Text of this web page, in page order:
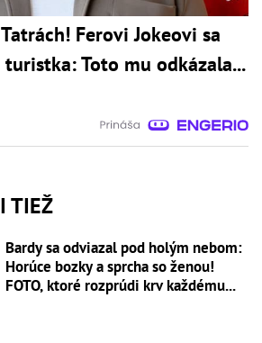
Ferovi Jokeovi sa
Toto mu odkázala...
TIEŽ
Bardy sa odviazal pod holým nebom:
Horúce bozky a sprcha so ženou!
FOTO, ktoré rozprúdi krv každému...